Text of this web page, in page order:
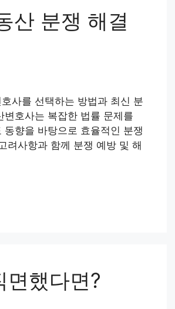
산 분쟁 해결
사를 선택하는 방법과 최신 분
호사는 복잡한 법률 문제를
향을 바탕으로 효율적인 분쟁
려사항과 함께 분쟁 예방 및 해
했다면?